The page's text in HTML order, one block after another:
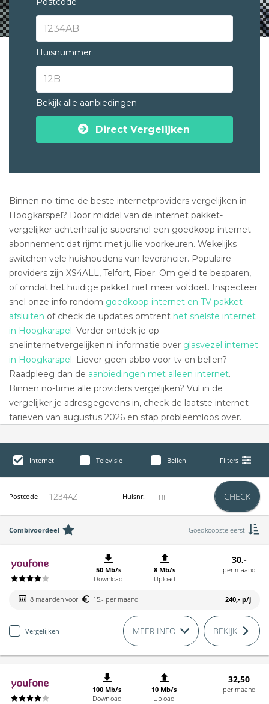
Huisnummer
Bekijk alle aanbiedingen
Direct Vergelijken
Binnen no-time de beste internetproviders vergelijken in
Hoogkarspel? Door middel van de internet pakket-
vergelijker achterhaal je supersnel een goedkoop internet
abonnement dat rijmt met jullie voorkeuren. Wekelijks
switchen vele huishoudens van leverancier. Populaire
providers zijn XS4ALL, Telfort, Fiber. Om geld te besparen,
of omdat het huidige pakket niet meer voldoet. Inspecteer
snel onze info rondom goedkoop internet en TV pakket
afsluiten of check de updates omtrent het snelste internet
in Hoogkarspel. Verder ontdek je op
snelinternetvergelijken.nl informatie over glasvezel internet
in Hoogkarspel. Liever geen abbo voor tv en bellen?
Raadpleeg dan de aanbiedingen met alleen internet.
Binnen no-time alle providers vergelijken? Vul in de
vergelijker je adresgegevens in, check de laatste internet
tarieven van augustus 2026 en stap probleemloos over.
Internet Televisie Bellen Filters
Postcode Huisnr. CHECK
Combivoordeel Goedkoopste eerst
50 Mb/s
Download
8 Mb/s
Upload
30,-
per maand
8 maanden voor 15,- per maand 240,- p/j
Vergelijken MEER INFO BEKIJK
100 Mb/s
Download
10 Mb/s
Upload
32,50
per maand